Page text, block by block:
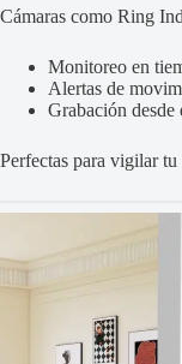
Cámaras como Ring
Monitoreo en
Alertas de
Grabación desde
Perfectas para vigilar